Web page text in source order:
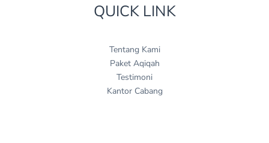
QUICK LINK
Tentang Kami
Paket Aqiqah
Testimoni
Kantor Cabang